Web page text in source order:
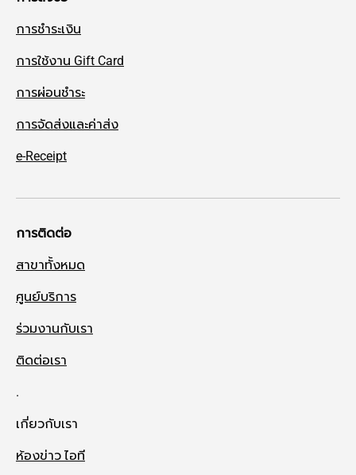
การชำระเงิน
การใช้งาน Gift Card
การผ่อนชำระ
การจัดส่งและค่าส่ง
e-Receipt
การติดต่อ
สาขาทั้งหมด
ศูนย์บริการ
ร่วมงานกับเรา
ติดต่อเรา
.
เกี่ยวกับเรา
ห้องข่าว ไอที